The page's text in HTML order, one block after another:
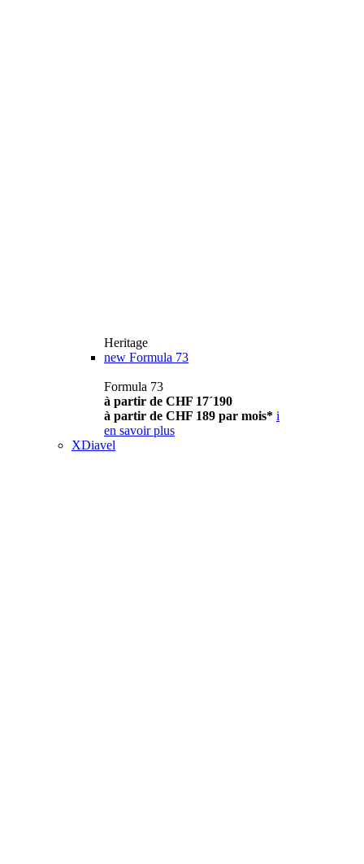
Heritage
new Formula 73
Formula 73
à partir de CHF 17´190
à partir de CHF 189 par mois* i
en savoir plus
XDiavel